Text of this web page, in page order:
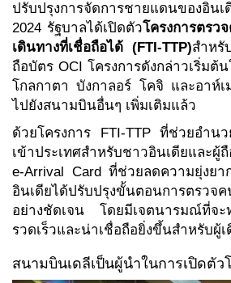
ปรับปรุงการจัดการชายแดนของ
2024 รัฐบาลได้เปิดตัวโครงการตรว
เดินทางที่เชื่อถือได้ (FTI-TTP)สำหรั
ถือบัตร OCI โครงการดังกล่าวเริ่มต้
โกลกาตา บังกาลอร์ โคจิ และอาห์
ไปยังสนามบินอื่นๆ เพิ่มเติมแล้ว
ด้วยโครงการ FTI-TTP ที่ช่วยอำน
เข้าประเทศสำหรับชาวอินเดียและ
e-Arrival Card ที่ช่วยลดความยุ่งยา
อินเดียได้ปรับปรุงขั้นตอนการตรวจค
อย่างชัดเจน โดยมีเจตนารมณ์ที่จะ
รวดเร็วและน่าเชื่อถือยิ่งขึ้นสำหรับผู้
สนามบินเดลีเป็นผู้นำในการเปิดตัว